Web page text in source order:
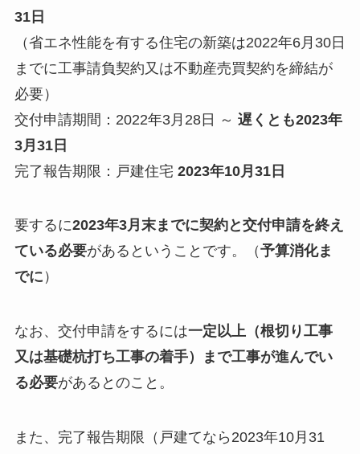
31日
（省エネ性能を有する住宅の新築は2022年6月30日
までに工事請負契約又は不動産売買契約を締結が
必要）
交付申請期間：2022年3月28日 ～ 遅くとも2023年
3月31日
完了報告期限：戸建住宅 2023年10月31日
要するに2023年3月末までに契約と交付申請を終え
ている必要があるということです。（予算消化ま
でに ）
なお、交付申請をするには一定以上（根切り工事
又は基礎杭打ち工事の着手）まで工事が進んでい
る必要があるとのこと。
また、完了報告期限（戸建てなら2023年10月31